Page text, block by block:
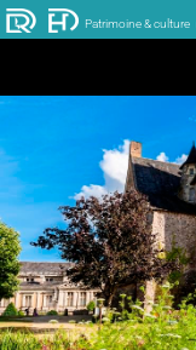
Patrimoine & culture